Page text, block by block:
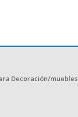
Decoración/muebles